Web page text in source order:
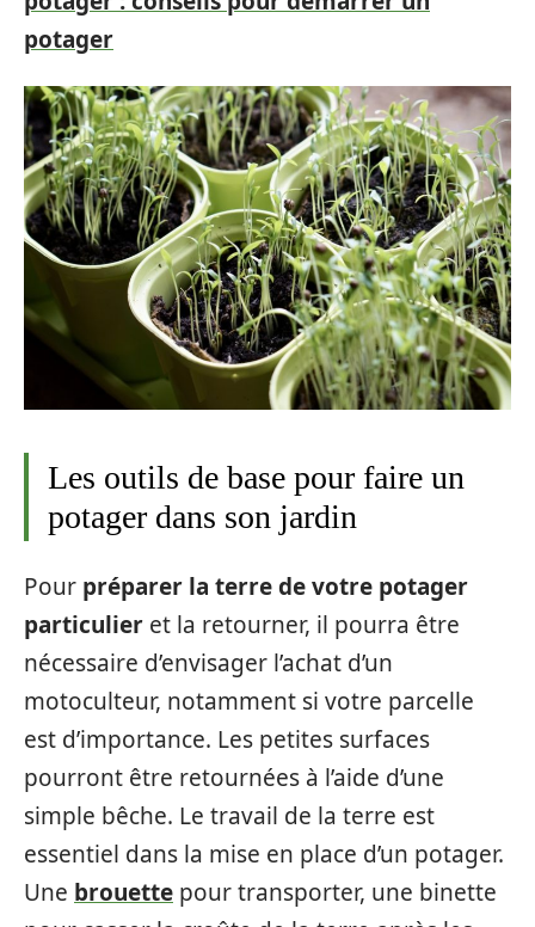
potager
Les outils de base pour faire un
potager dans son jardin
Pour préparer la terre de votre potager
particulier et la retourner, il pourra être
nécessaire d’envisager l’achat d’un
motoculteur, notamment si votre parcelle
est d’importance. Les petites surfaces
pourront être retournées à l’aide d’une
simple bêche. Le travail de la terre est
essentiel dans la mise en place d’un potager.
Une brouette pour transporter, une binette